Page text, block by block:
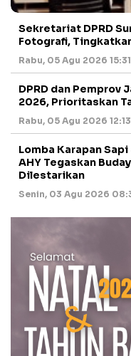
Sekretariat DPRD
Fotografi,
Rabu, 05 Agu 2026
DPRD dan Pemprov
2026, Prioritaskan
Rabu, 05 Agu 2026
Lomba Karapan
AHY Tegaskan
Dilestarikan
Senin, 03 Agu 2026